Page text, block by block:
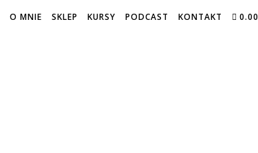
O MNIE SKLEP KURSY PODCAST KONTAKT